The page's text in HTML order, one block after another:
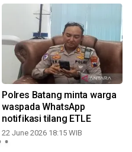
Polres Batang minta warga
waspada WhatsApp
notifikasi tilang ETLE
22 June 2026 18:15 WIB